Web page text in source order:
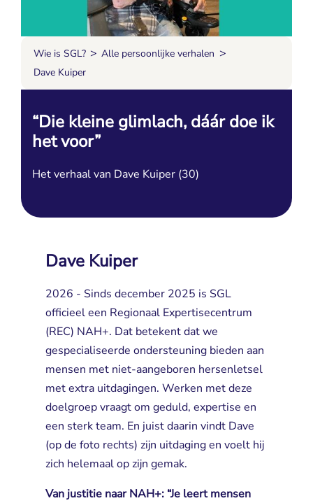
“Die kleine glimlach, dáár doe ik
het voor”
Het verhaal van Dave Kuiper (30)
Wie is SGL? > Alle persoonlijke verhalen >
Dave Kuiper
Dave Kuiper
2026 - Sinds december 2025 is SGL
officieel een Regionaal Expertisecentrum
(REC) NAH+. Dat betekent dat we
gespecialiseerde ondersteuning bieden aan
mensen met niet-aangeboren hersenletsel
met extra uitdagingen. Werken met deze
doelgroep vraagt om geduld, expertise en
een sterk team. En juist daarin vindt Dave
(op de foto rechts) zijn uitdaging en voelt hij
zich helemaal op zijn gemak.
Van justitie naar NAH+: “Je leert mensen